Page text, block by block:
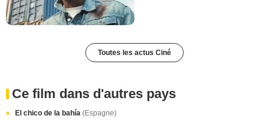
Toutes les actus Ciné
Ce film dans d'autres pays
El chico de la bahía (Espagne)